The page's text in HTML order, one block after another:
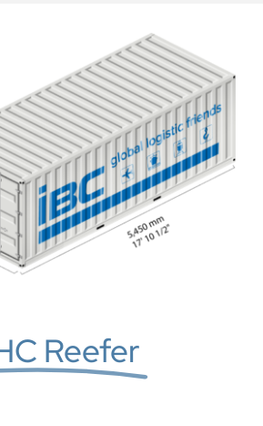
Reefer